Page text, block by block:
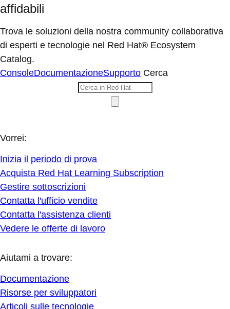
affidabili
Trova le soluzioni della nostra community collaborativa
di esperti e tecnologie nel Red Hat® Ecosystem
Catalog.
ConsoleDocumentazioneSupporto Cerca
Vorrei:
Inizia il periodo di prova
Acquista Red Hat Learning Subscription
Gestire sottoscrizioni
Contatta l'ufficio vendite
Contatta l'assistenza clienti
Vedere le offerte di lavoro
Aiutami a trovare:
Documentazione
Risorse per sviluppatori
Articoli sulle tecnologie